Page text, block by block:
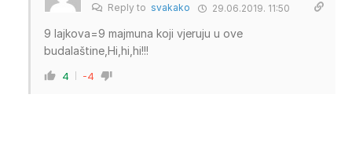
Reply to svakako 29.06.2019. 11:50
9 lajkova=9 majmuna koji vjeruju u ove
budalaštine,Hi,hi,hi!!!
4 -4